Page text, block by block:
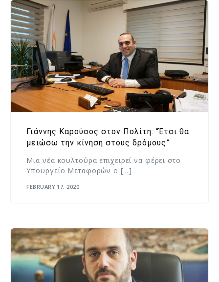
Γιάννης Καρούσος στον Πολίτη: “Έτσι θα
μειώσω την κίνηση στους δρόμους”
Μια νέα κουλτούρα επιχειρεί να φέρει στο
Υπουργείο Μεταφορών ο […]
FEBRUARY 17, 2020